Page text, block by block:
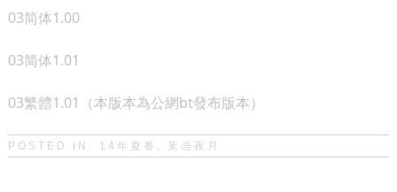
03简体1.00
03简体1.01
03繁體1.01（本版本為公網bt發布版本）
POSTED IN: 14年夏番 茉语夜月